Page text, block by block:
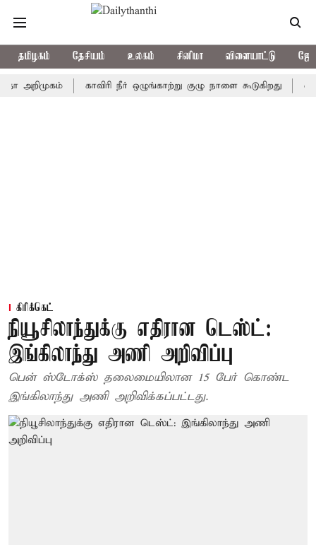
தமிழகம் தேசியம் உலகம் சினிமா விளையாட்டு
காவிரி நீர் ஒழுங்காற்று குழு நாளை கூடுகிறது ஒரு
கிரிக்கெட்
நியூசிலாந்துக்கு எதிரான டெஸ்ட்:
இங்கிலாந்து அணி அறிவிப்பு
பென் ஸ்டோக்ஸ் தலைமையிலான 15 பேர் கொண்ட
இங்கிலாந்து அணி அறிவிக்கப்பட்டது.